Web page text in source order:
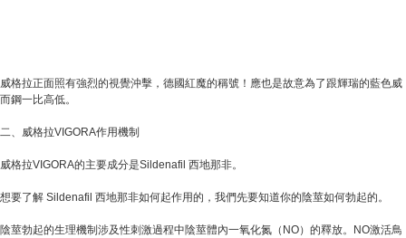
威格拉正面照有強烈的視覺沖擊，德國紅魔的稱號！應也是故意為了跟輝瑞的藍色威
而鋼一比高低。
二、威格拉VIGORA作用機制
威格拉VIGORA的主要成分是Sildenafil 西地那非。
想要了解 Sildenafil 西地那非如何起作用的，我們先要知道你的陰莖如何勃起的。
陰莖勃起的生理機制涉及性刺激過程中陰莖體內一氧化氮（NO）的釋放。NO激活鳥